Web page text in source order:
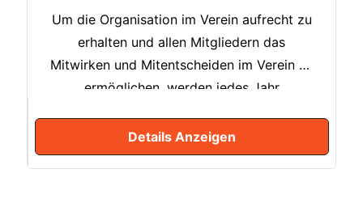
Standard- und Lateintänzen.
Um die Organisation im Verein aufrecht zu
erhalten und allen Mitgliedern das
Mitwirken und Mitentscheiden im Verein zu
ermöglichen, werden jedes Jahr
ordentliche Mitgliederversammlung findet
einmal jährlich im ersten Quartal des Jahres
Details Anzeigen